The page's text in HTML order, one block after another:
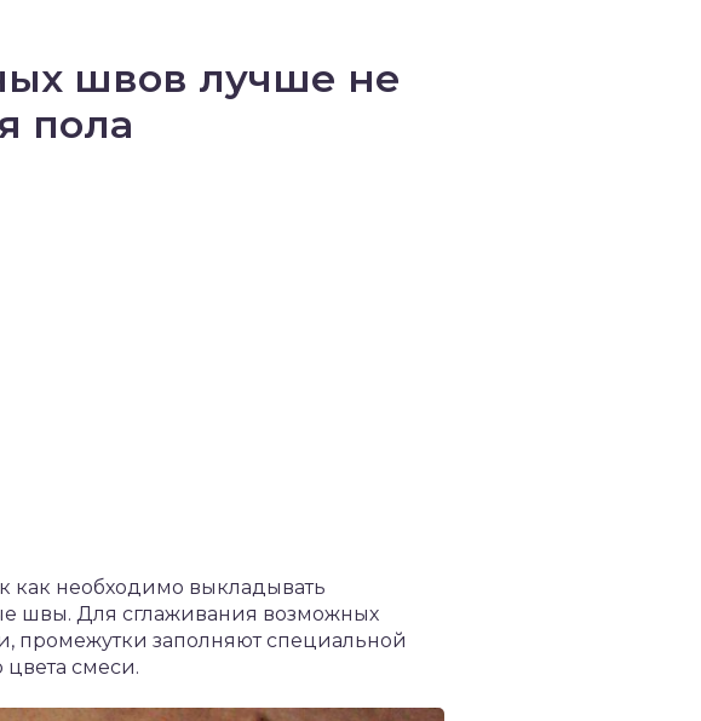
швов лучше не
пола
как необходимо выкладывать
швы. Для сглаживания возможных
промежутки заполняют специальной
цвета смеси.